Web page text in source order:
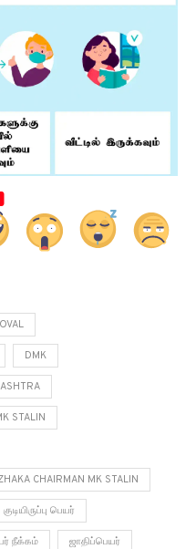
DMK
STALIN
CHAIRMAN MK STALIN
குடியிருப்பு பெயர்
நீக்கம் ஜாதிப்பெயர்